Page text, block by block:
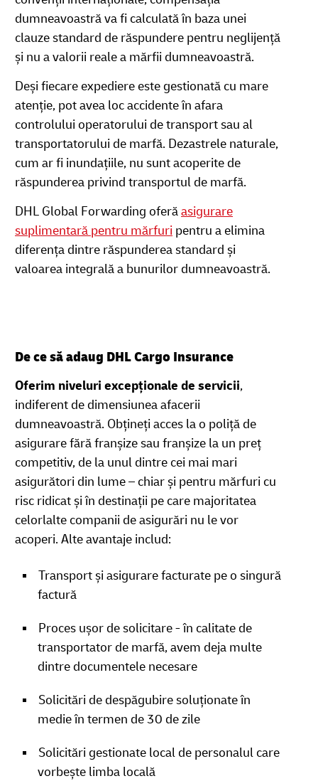
dumneavoastră va fi calculată în baza unei
clauze standard de răspundere pentru neglijență
și nu a valorii reale a mărfii dumneavoastră.
Deși fiecare expediere este gestionată cu mare
atenție, pot avea loc accidente în afara
controlului operatorului de transport sau al
transportatorului de marfă. Dezastrele naturale,
cum ar fi inundațiile, nu sunt acoperite de
răspunderea privind transportul de marfă.
DHL Global Forwarding oferăasigurare
suplimentară pentru mărfuri pentru a elimina
diferența dintre răspunderea standard și
valoarea integrală a bunurilor dumneavoastră.
De ce să adaug DHL Cargo Insurance
Oferim niveluri excepționale de servicii,
indiferent de dimensiunea afacerii
dumneavoastră. Obțineți acces la o poliță de
asigurare fără franșize sau franșize la un preț
competitiv, de la unul dintre cei mai mari
asigurători din lume – chiar și pentru mărfuri cu
risc ridicat și în destinații pe care majoritatea
celorlalte companii de asigurări nu le vor
acoperi. Alte avantaje includ:
Transport și asigurare facturate pe o singură
factură
Proces ușor de solicitare - în calitate de
transportator de marfă, avem deja multe
dintre documentele necesare
Solicitări de despăgubire soluționate în
medie în termen de 30 de zile
Solicitări gestionate local de personalul care
vorbește limba locală